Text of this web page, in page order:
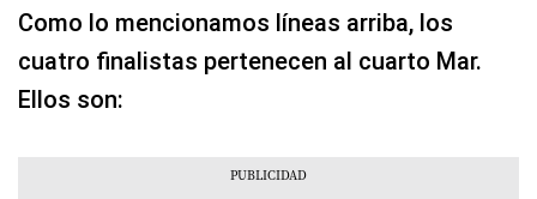
Como lo mencionamos líneas arriba, los
cuatro finalistas pertenecen al cuarto Mar.
Ellos son: